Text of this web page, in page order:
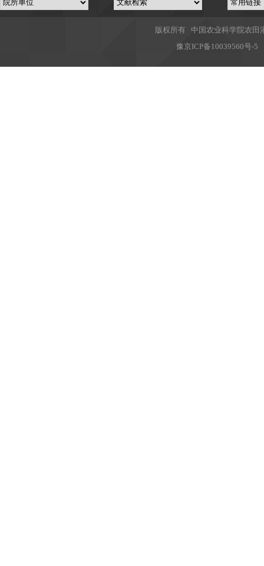
版权所有 中国农业科学院农
豫京ICP备10039560号-5